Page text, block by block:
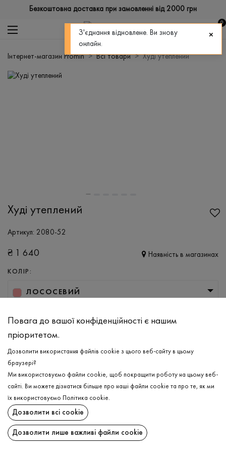
Безкоштовна доставка при замовленні від 2000 грн
0
Інтернет-магазин Promin Всі товари Худі утеплений
Худі утеплений
Артикул: 2080-52
₴ 1 640 Наявність в магазинах
КОЛІР:
ЛОСОСЕВИЙ
ОБЕРІТЬ РОЗМІР
Худі утеплений
ДОДАТИ ДО КОШИКА
ОПИС
Повага до вашої конфіденційності є нашим
пріоритетом.
Дозволити використання файлів cookie з цього веб-сайту в цьому
браузері?
Ми використовуємо файли cookie, щоб покращити роботу на цьому веб-
сайті. Ви можете дізнатися більше про наші файли cookie та про те, як ми
їх використовуємо
Політика cookie.
Дозволити всі cookie
Дозволити лише важливі файли cookie
З'єднання відновлене. Ви знову
онлайн.